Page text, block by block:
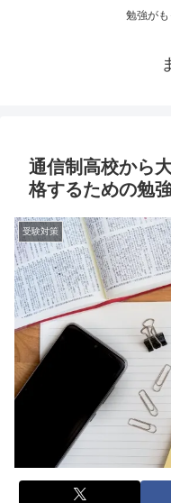
勉強がも
通信制高校から
格するための勉
受験対策